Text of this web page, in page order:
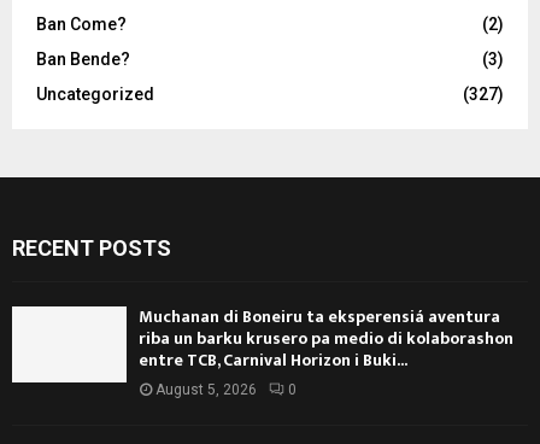
Ban Come?
(2)
Ban Bende?
(3)
Uncategorized
(327)
RECENT POSTS
Muchanan di Boneiru ta eksperensiá aventura
riba un barku krusero pa medio di kolaborashon
entre TCB, Carnival Horizon i Buki...
August 5, 2026 0